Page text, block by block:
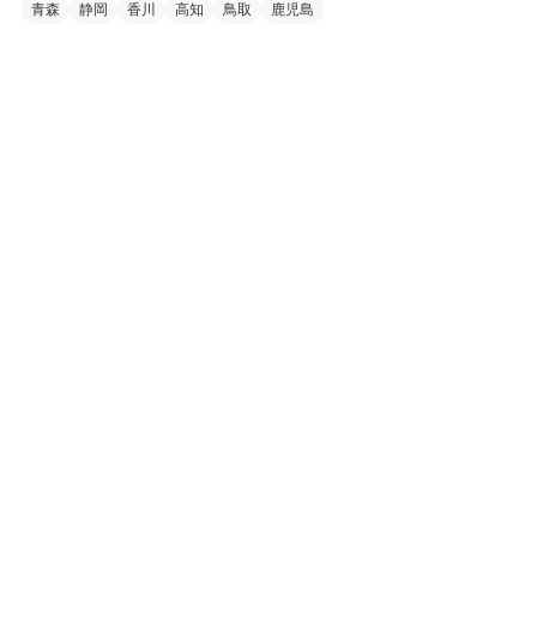
青森
静岡 香川 高知 鳥取 鹿児島